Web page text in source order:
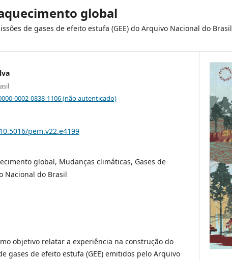
global
de gases de efeito estufa (GEE) do Arquivo Nacional do Brasil
0002-0838-1106 (não autenticado)
pem.v22.e4199
global, Mudanças climáticas, Gases de
Nacional do Brasil
objetivo relatar a experiência na construção do
gases de efeito estufa (GEE) emitidos pelo Arquivo